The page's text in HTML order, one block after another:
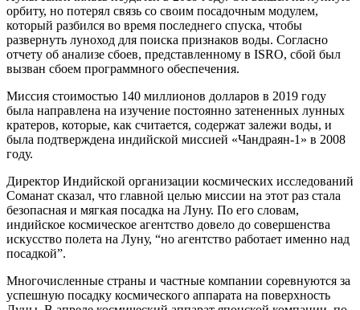
орбиту, но потерял связь со своим посадочным модулем,
который разбился во время последнего спуска, чтобы
развернуть луноход для поиска признаков воды. Согласно
отчету об анализе сбоев, представленному в ISRO, сбой был
вызван сбоем программного обеспечения.
Миссия стоимостью 140 миллионов долларов в 2019 году
была направлена на изучение постоянно затененных лунных
кратеров, которые, как считается, содержат залежи воды, и
была подтверждена индийской миссией «Чандраян-1» в 2008
году.
Директор Индийской организации космических исследований
Соманат сказал, что главной целью миссии на этот раз стала
безопасная и мягкая посадка на Луну. По его словам,
индийское космическое агентство довело до совершенства
искусство полета на Луну, “но агентство работает именно над
посадкой”.
Многочисленные страны и частные компании соревнуются за
успешную посадку космического аппарата на поверхность